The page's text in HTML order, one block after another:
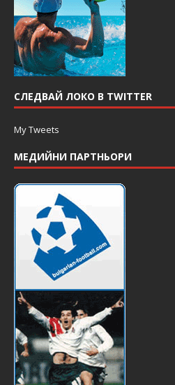
СЛЕДВАЙ ЛОКО В TWITTER
My Tweets
МЕДИЙНИ ПАРТНЬОРИ